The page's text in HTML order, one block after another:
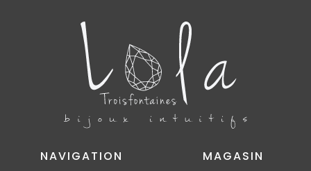
NAVIGATION
MAGASIN